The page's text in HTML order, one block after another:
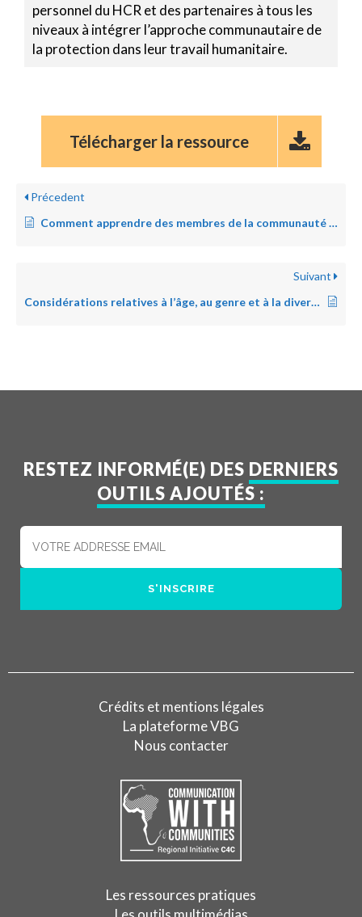
personnel du HCR et des partenaires à tous les
niveaux à intégrer l’approche communautaire de
la protection dans leur travail humanitaire.
Télécharger la ressource
Précedent
Comment apprendre des membres de la communauté et tester rapidement nos idées dans les urgences de santé publique.
Suivant
Considérations relatives à l’âge, au genre et à la diversité dans le cadre du COVID-19
RESTEZ INFORMÉ(E) DES DERNIERS
OUTILS AJOUTÉS :
Crédits et mentions légales
La plateforme VBG
Nous contacter
Les ressources pratiques